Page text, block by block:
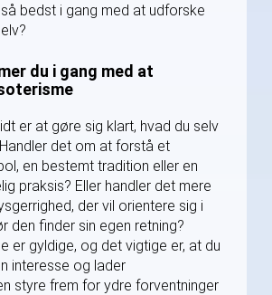
bedst i gang med at udforske
du i gang med at
er at gøre sig klart, hvad du selv
det om at forstå et
en bestemt tradition eller en
praksis? Eller handler det mere
der vil orientere sig i
den finder sin egen retning?
er gyldige, og det vigtige er, at du
interesse og lader
styre frem for ydre forventninger